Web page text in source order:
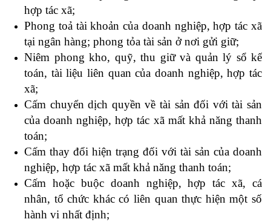
hợp tác xã;
Phong toả tài khoản của doanh nghiệp, hợp tác xã
tại ngân hàng; phong tỏa tài sản ở nơi gửi giữ;
Niêm phong kho, quỹ, thu giữ và quản lý sổ kế
toán, tài liệu liên quan của doanh nghiệp, hợp tác
xã;
Cấm chuyển dịch quyền về tài sản đối với tài sản
của doanh nghiệp, hợp tác xã mất khả năng thanh
toán;
Cấm thay đổi hiện trạng đối với tài sản của doanh
nghiệp, hợp tác xã mất khả năng thanh toán;
Cấm hoặc buộc doanh nghiệp, hợp tác xã, cá
nhân, tổ chức khác có liên quan thực hiện một số
hành vi nhất định;